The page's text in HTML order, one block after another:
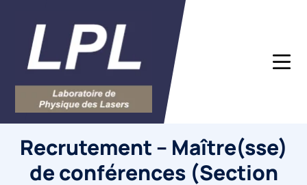
Recrutement – Maître(sse)
de conférences (Section